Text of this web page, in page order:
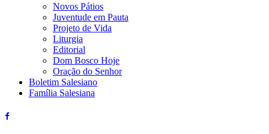
Novos Pátios
Juventude em Pauta
Projeto de Vida
Liturgia
Editorial
Dom Bosco Hoje
Oração do Senhor
Boletim Salesiano
Família Salesiana